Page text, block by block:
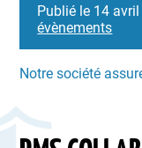
Publié le 14
évènements
Notre société